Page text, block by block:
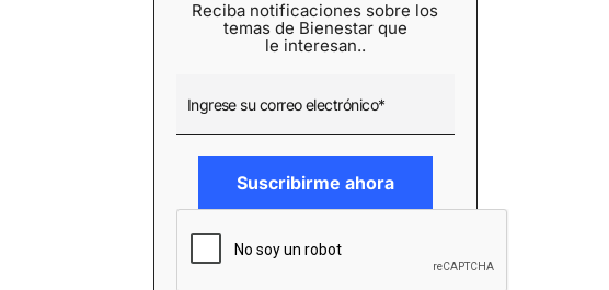
Reciba notificaciones sobre los
temas de Bienestar que
le interesan..